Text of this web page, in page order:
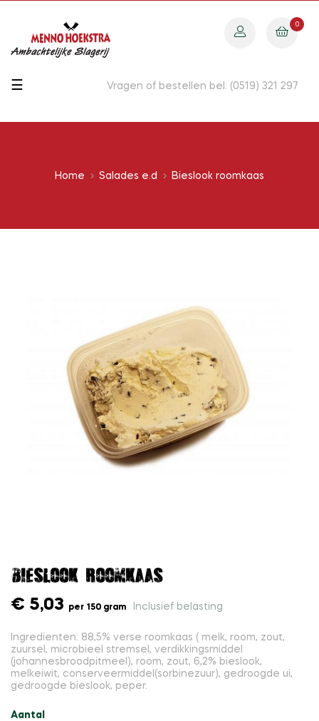
0
Toggle
☰ Vragen of bestellen bel: (0519) 321 297
Home Salades e.d Bieslook roomkaas
Bieslook roomkaas
€ 5,03 per 150 gram Inclusief belasting
Ingredienten: 88,5% verse roomkaas ( melk, room, zout,
zuursel, microbieel stremsel, verdikkingsmiddel
(johannesbroodpitmeel), room, zout, 6,2% bieslook,
melkeiwit, conserveermiddel(sorbinezuur), gedroogde ui,
gedroogde bieslook, peper.
Aantal